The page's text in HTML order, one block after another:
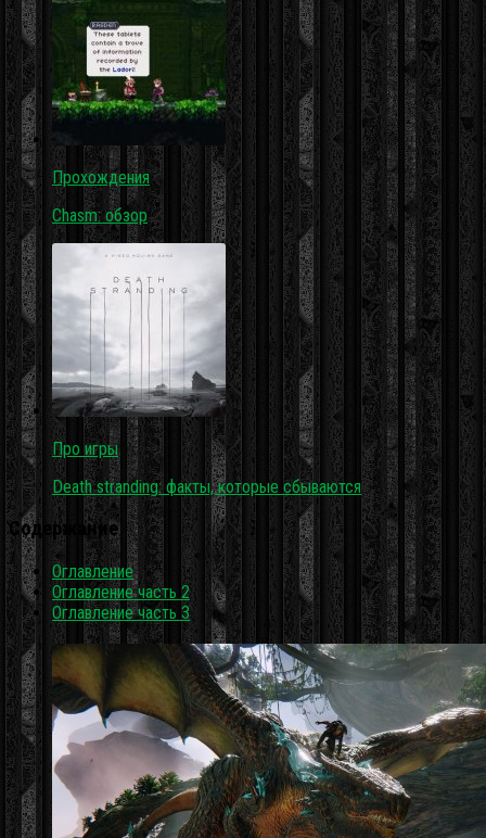
Прохождения
Chasm: обзор
Про игры
Death stranding: факты, которые сбываются
Содержание
Оглавление
Оглавление часть 2
Оглавление часть 3